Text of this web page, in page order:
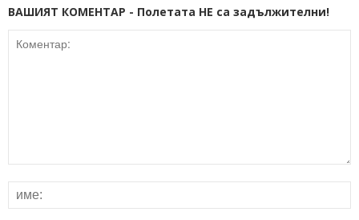
ВАШИЯТ КОМЕНТАР - Полетата НЕ са задължителни!